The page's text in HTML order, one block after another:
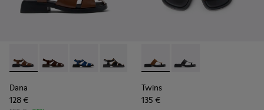
Dana - K201489-010 - Sandales en cuir marron Pour femme.
Dana - K201489-012
Dana - K201489-011
Dana - K201489-001
Dana
128 €
Twins - K201745-003 -
Twins - K201745-
Twins
135 €